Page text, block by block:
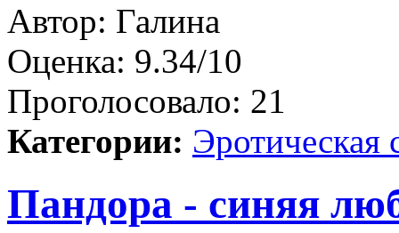
Автор: Галина
Оценка: 9.34/10
Проголосовало: 21
Категории: Эротическая
Пандора - синяя